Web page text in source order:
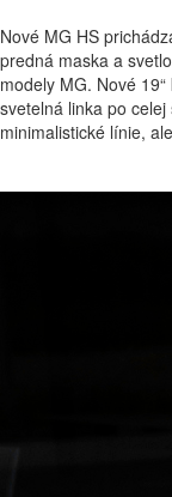
Nové MG HS
predná maska a
modely MG. Nové
svetelná linka po
minimalistické línie,